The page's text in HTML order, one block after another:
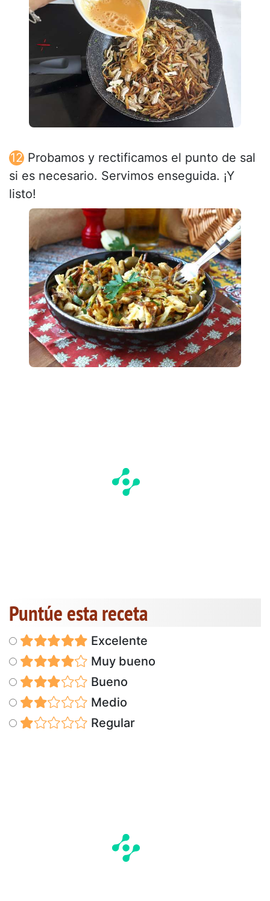
Probamos y rectificamos el punto de sal
si es necesario. Servimos enseguida. ¡Y
listo!
Puntúe esta receta
Excelente
Muy bueno
Bueno
Medio
Regular